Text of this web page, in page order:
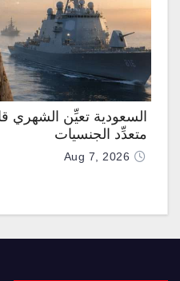
السعودية تعيِّن الشهري
متعدِّد الجنسيات
Aug 7, 2026